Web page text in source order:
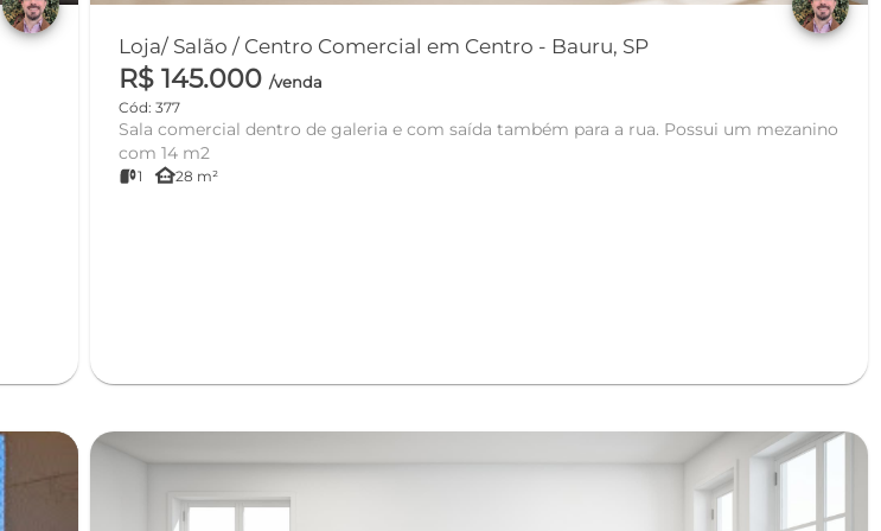
Loja/ Salão / Centro Comercial em Centro - Bauru, SP
R$ 145.000/venda
Cód: 377
Sala comercial dentro de galeria e com saída também para a rua. Possui um mezanino
com 14 m2
1 other_houses28 m²